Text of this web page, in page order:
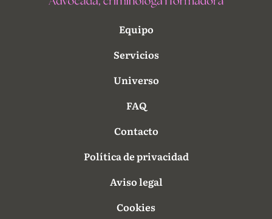
Equipo
Servicios
Universo
FAQ
Contacto
Política de privacidad
Aviso legal
Cookies